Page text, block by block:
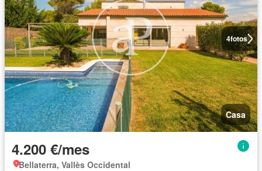
4fotos
Casa
4.200 €/mes
Bellaterra, Vallès Occidental